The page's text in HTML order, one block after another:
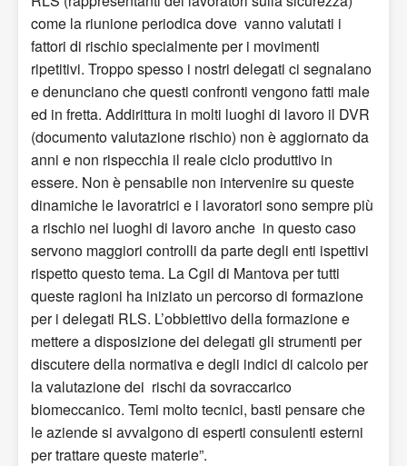
come la riunione periodica dove vanno valutati i
fattori di rischio specialmente per i movimenti
ripetitivi. Troppo spesso i nostri delegati ci segnalano
e denunciano che questi confronti vengono fatti male
ed in fretta. Addirittura in molti luoghi di lavoro il DVR
(documento valutazione rischio) non è aggiornato da
anni e non rispecchia il reale ciclo produttivo in
essere. Non è pensabile non intervenire su queste
dinamiche le lavoratrici e i lavoratori sono sempre più
a rischio nei luoghi di lavoro anche in questo caso
servono maggiori controlli da parte degli enti ispettivi
rispetto questo tema. La Cgil di Mantova per tutti
queste ragioni ha iniziato un percorso di formazione
per i delegati RLS. L’obbiettivo della formazione e
mettere a disposizione dei delegati gli strumenti per
discutere della normativa e degli indici di calcolo per
la valutazione dei rischi da sovraccarico
biomeccanico. Temi molto tecnici, basti pensare che
le aziende si avvalgono di esperti consulenti esterni
per trattare queste materie”.